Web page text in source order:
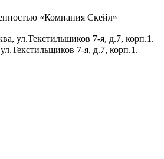
«Компания Скейл»
ул.Текстильщиков 7-я, д.7, корп.1.
7-я, д.7, корп.1.